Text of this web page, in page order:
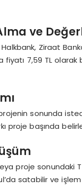
ve
Ziraat
fiyatı 7,59 TL
sonunda
proje başında
proje sonundaki
satabilir ve